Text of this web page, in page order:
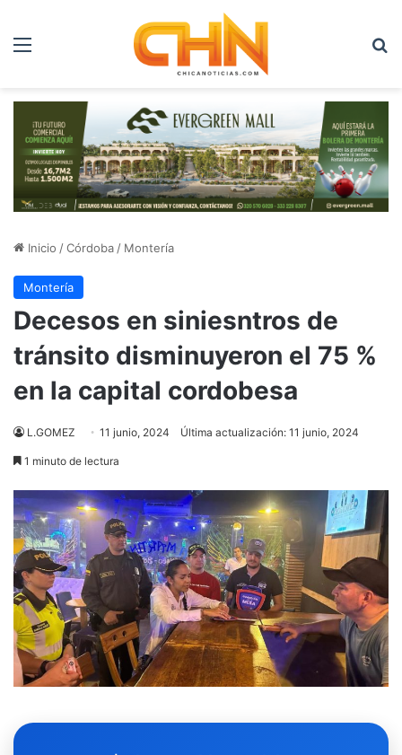
Menú
Inicio /Córdoba / Montería
Montería
Decesos en siniesntros de
tránsito disminuyeron el 75 %
en la capital cordobesa
L.GOMEZ 11 junio, 2024 Última actualización: 11 junio, 2024
1 minuto de lectura